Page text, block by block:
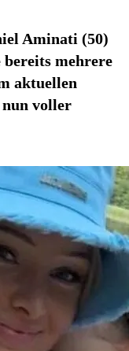
Aminati (50)
bereits mehrere
aktuellen
nun voller